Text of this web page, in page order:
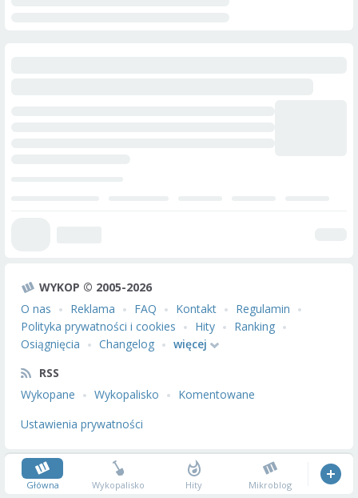
WYKOP © 2005-2026
O nas
Reklama FAQ Kontakt
Regulamin
Polityka prywatności i cookies
Hity
Ranking
Osiągnięcia
Changelog
więcej
RSS
Wykopane
Wykopalisko
Komentowane
Ustawienia prywatności
Główna Wykopalisko Hity Mikroblog